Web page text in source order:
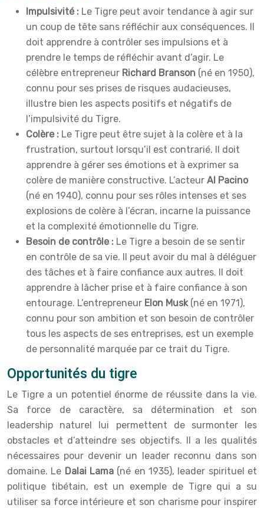
Impulsivité : Le Tigre peut avoir tendance à agir sur
un coup de tête sans réfléchir aux conséquences. Il
doit apprendre à contrôler ses impulsions et à
prendre le temps de réfléchir avant d’agir. Le
célèbre entrepreneur Richard Branson (né en 1950),
connu pour ses prises de risques audacieuses,
illustre bien les aspects positifs et négatifs de
l’impulsivité du Tigre.
Colère : Le Tigre peut être sujet à la colère et à la
frustration, surtout lorsqu’il est contrarié. Il doit
apprendre à gérer ses émotions et à exprimer sa
colère de manière constructive. L’acteur Al Pacino
(né en 1940), connu pour ses rôles intenses et ses
explosions de colère à l’écran, incarne la puissance
et la complexité émotionnelle du Tigre.
Besoin de contrôle : Le Tigre a besoin de se sentir
en contrôle de sa vie. Il peut avoir du mal à déléguer
des tâches et à faire confiance aux autres. Il doit
apprendre à lâcher prise et à faire confiance à son
entourage. L’entrepreneur Elon Musk (né en 1971),
connu pour son ambition et son besoin de contrôler
tous les aspects de ses entreprises, est un exemple
de personnalité marquée par ce trait du Tigre.
Opportunités du tigre
Le Tigre a un potentiel énorme de réussite dans la vie.
Sa force de caractère, sa détermination et son
leadership naturel lui permettent de surmonter les
obstacles et d’atteindre ses objectifs. Il a les qualités
nécessaires pour devenir un leader reconnu dans son
domaine. Le Dalai Lama (né en 1935), leader spirituel et
politique tibétain, est un exemple de Tigre qui a su
utiliser sa force intérieure et son charisme pour inspirer